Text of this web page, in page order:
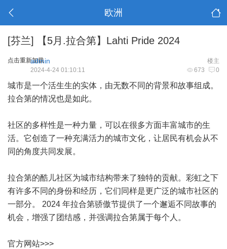
欧洲
[芬兰] 【5月.拉合第】Lahti Pride 2024
点击重新加载 楼主
admin
673 0
2024-4-24 01:10:11
城市是一个活生生的实体，由无数不同的背景和故事组成。
拉合第的情况也是如此。
社区的多样性是一种力量，可以在很多方面丰富城市的生
活。它创造了一种充满活力的城市文化，让居民有机会从不
同的角度共同发展。
拉合第的酷儿社区为城市结构带来了独特的贡献。彩虹之下
有许多不同的身份和经历，它们同样是更广泛的城市社区的
一部分。 2024 年拉合第骄傲节提供了一个邂逅不同故事的
机会，增强了团结感，并强调拉合第属于每个人。
官方网站>>>